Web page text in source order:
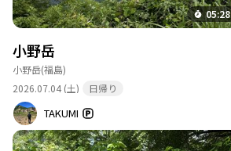
05:28
小野岳
小野岳(福島)
2026.07.04 (土)
日帰り
TAKUMI